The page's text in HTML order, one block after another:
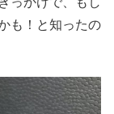
も！と知ったの